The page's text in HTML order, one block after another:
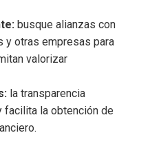
busque alianzas con
y otras empresas para
valorizar
la transparencia
facilita la obtención de